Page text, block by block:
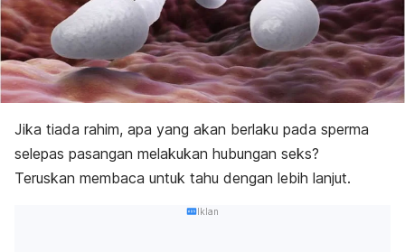
Jika tiada rahim, apa yang akan berlaku pada sperma
selepas pasangan melakukan hubungan seks?
Teruskan membaca untuk tahu dengan lebih lanjut.
Iklan